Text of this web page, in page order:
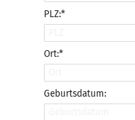
PLZ:*
Ort:*
Geburtsdatum: